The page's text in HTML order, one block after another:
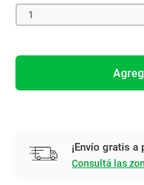
1
¡Envío gratis
Consultá las